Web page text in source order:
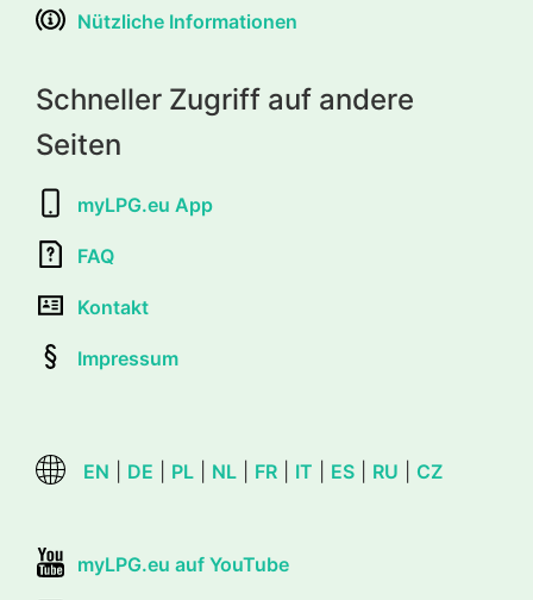
Nützliche Informationen
Schneller Zugriff auf andere
Seiten
myLPG.eu App
FAQ
Kontakt
Impressum
EN DE PL NL FR IT ES RU CZ
myLPG.eu auf YouTube